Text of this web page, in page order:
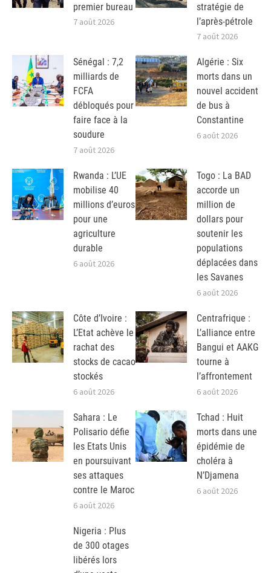
premier bureau
7 août 2026
stratégie de
l’après-pétrole
7 août 2026
Sénégal : 7,2
milliards de
FCFA
débloqués pour
faire face à la
soudure
7 août 2026
Algérie : Six
morts dans un
nouvel accident
de bus à
Constantine
6 août 2026
Rwanda : L’UE
mobilise 40
millions d’euros
pour une
agriculture
durable
6 août 2026
Togo : La BAD
accorde un
million de
dollars pour
soutenir les
populations
déplacées dans
les Savanes
6 août 2026
Côte d’Ivoire :
L’Etat achève le
rachat des
stocks de cacao
stockés
6 août 2026
Centrafrique :
L’alliance entre
Bangui et AAKG
tourne à
l’affrontement
6 août 2026
Sahara : Le
Polisario défie
les Etats Unis
en poursuivant
ses attaques
contre le Maroc
6 août 2026
Tchad : Huit
morts dans une
épidémie de
choléra à
N’Djamena
6 août 2026
Nigeria : Plus
de 300 otages
libérés lors